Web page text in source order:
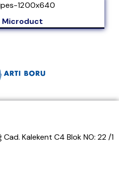
Microduct
Kalekent C4 Blok NO: 22 /1